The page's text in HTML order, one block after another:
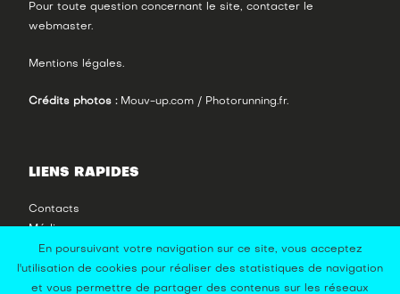
Pour toute question concernant le site, contacter le
webmaster.
Mentions légales.
Crédits photos :Mouv-up.com / Photorunning.fr.
LIENS RAPIDES
Contacts
Média
Photos
Vidéos
En poursuivant votre navigation sur ce site, vous acceptez
l'utilisation de cookies pour réaliser des statistiques de navigation
et vous permettre de partager des contenus sur les réseaux